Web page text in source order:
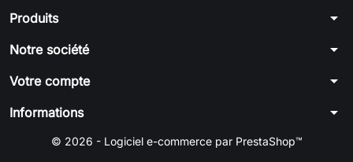
Produits arrow_drop_down
Notre société arrow_drop_down
Votre compte arrow_drop_down
Informations arrow_drop_down
© 2026 - Logiciel e-commerce par PrestaShop™